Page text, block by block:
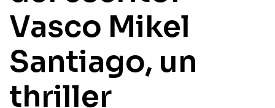
Vasco Mikel
Santiago, un
thriller